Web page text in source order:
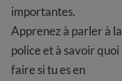
importantes.
Apprenez à parler à la
police et à savoir quoi
faire si tu es en